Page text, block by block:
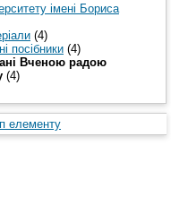
імені Бориса
(4)
посібники (4)
Вченою радою
(4)
елементу